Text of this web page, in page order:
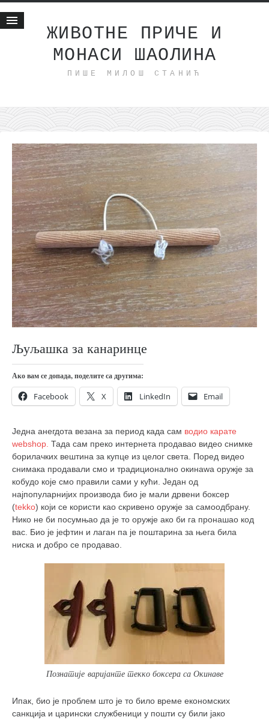
ЖИВОТНЕ ПРИЧЕ И
МОНАСИ ШАОЛИНА
ПИШЕ МИЛОШ СТАНИЋ
Животне приче
интернет пословање
исхраном до здравља
мој хаику
моменти и места
бонус садржај
светлопис
законоправило
духовни отац
православље
забрањена историја
ћирилица
прота Воја
календар српски
Окинава карате
најновије на блогу
моје белешке
историја каратеа
бубиши
карате
кихон
кушанку
пасаи
темашивари
нунчаку
тонфа
Љуљашка за канаринце
Ако вам се допада, поделите са другима:
Facebook X LinkedIn Email
Једна анегдота везана за период када сам водио карате
webshop. Тада сам преко интернета продавао видео снимке
борилачких вештина за купце из целог света. Поред видео
снимака продавали смо и традиционално окинаwа оружје за
кобудо које смо правили сами у кући. Један од
најпопуларнијих производа био је мали дрвени боксер
(tekko) који се користи као скривено оружје за самоодбрану.
Нико не би посумњао да је то оружје ако би га пронашао код
вас. Био је јефтин и лаган па је поштарина за њега била
ниска и добро се продавао.
Познатије варијанте текко боксера са Окинаве
Ипак, био је проблем што је то било време економских
санкција и царински службеници у пошти су били јако